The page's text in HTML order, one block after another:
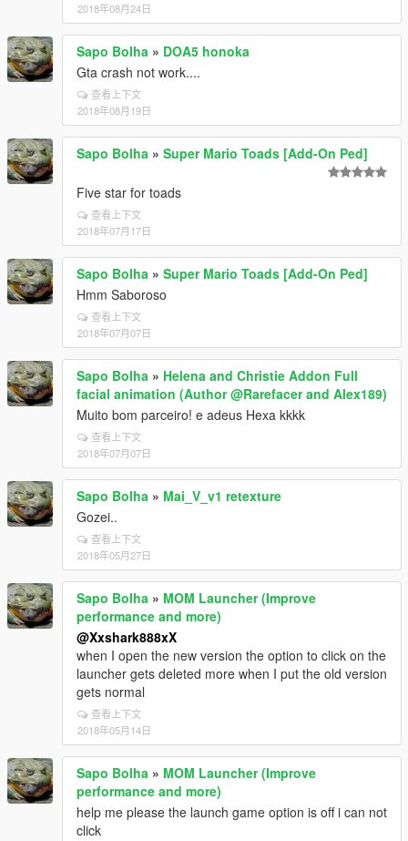
2018年08月24日
Sapo Bolha » DOA5 honoka
Gta crash not work....
查看上下文
2018年08月19日
Sapo Bolha » Super Mario Toads [Add-On Ped]
Five star for toads
查看上下文
2018年07月17日
Sapo Bolha » Super Mario Toads [Add-On Ped]
Hmm Saboroso
查看上下文
2018年07月07日
Sapo Bolha » Helena and Christie Addon Full
facial animation (Author @Rarefacer and Alex189)
Muito bom parceiro! e adeus Hexa kkkk
查看上下文
2018年07月07日
Sapo Bolha » Mai_V_v1 retexture
Gozei..
查看上下文
2018年05月27日
Sapo Bolha » MOM Launcher (Improve
performance and more)
@Xxshark888xX
when I open the new version the option to click on the
launcher gets deleted more when I put the old version
gets normal
查看上下文
2018年05月14日
Sapo Bolha » MOM Launcher (Improve
performance and more)
help me please the launch game option is off i can not
click